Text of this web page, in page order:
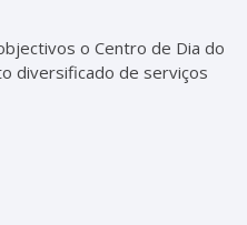
o Centro de Dia do
diversificado de serviços